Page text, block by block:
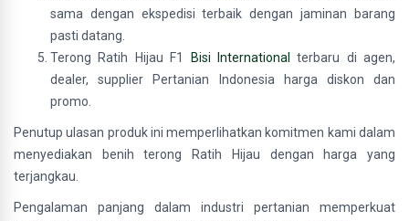
sama dengan ekspedisi terbaik dengan jaminan barang
pasti datang.
Terong Ratih Hijau F1
Bisi International
terbaru di agen,
dealer, supplier Pertanian Indonesia harga diskon dan
promo.
Penutup ulasan produk ini memperlihatkan komitmen kami dalam
menyediakan benih terong Ratih Hijau dengan harga yang
terjangkau.
Pengalaman panjang dalam industri pertanian memperkuat